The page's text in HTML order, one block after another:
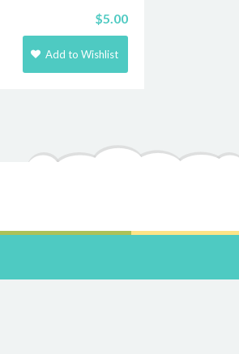
$5.00
Add to Wishlist